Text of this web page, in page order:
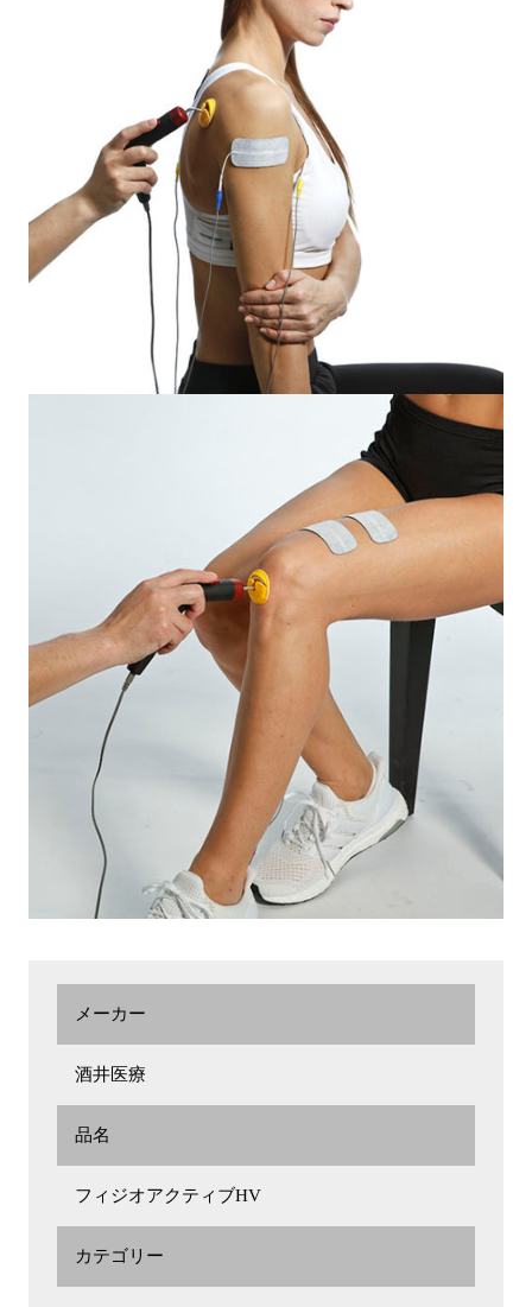
メーカー
酒井医療
品名
フィジオアクティブHV
カテゴリー